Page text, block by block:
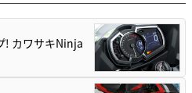
! カワサキNinja